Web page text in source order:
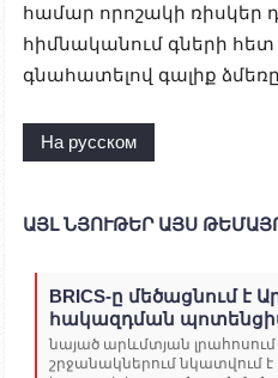
համար որոշակի ռիսկեր
հիմնականում գների
գնահատելով գալիք
На русском
ԱՅԼ ՆՅՈՒԹԵՐ ԱՅՍ
BRICS-ը մեծացնում է
հակազդման
նայած արևմտյան
շրջանակներում նկատվում